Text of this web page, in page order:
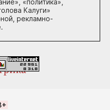
«политика»,
Калуги»
рекламно-